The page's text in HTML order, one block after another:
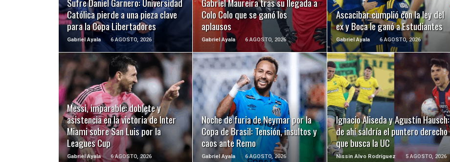
Católica pierde a una pieza clave
para la Copa Libertadores
Gabriel Ayala 6 AGOSTO, 2026
Colo Colo que se ganó los
aplausos
Gabriel Ayala 6 AGOSTO, 2026
Ascacibar cumplió con la ley del
ex y Boca le ganó a Estudiantes
Gabriel Ayala 6 AGOSTO, 2026
Messi, imparable: doblete y
asistencia en la victoria de Inter
Miami sobre San Luis por la
Leagues Cup
Gabriel Ayala 6 AGOSTO, 2026
LEER MÁS
Noche de furia de Neymar por la
Copa de Brasil: Tensión, insultos y
caos ante Remo
Gabriel Ayala 6 AGOSTO, 2026
LEER MÁS
Ignacio Aliseda y Agustín Hausch:
de ahí saldría el puntero derecho
que busca la UC
Nissin Alvo Rodríguez 5 AGOSTO, 2026
LEER MÁS